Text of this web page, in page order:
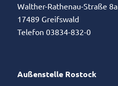
Walther-Rathenau-Straße 8a
17489 Greifswald
Telefon 03834-832-0
Außenstelle Rostock